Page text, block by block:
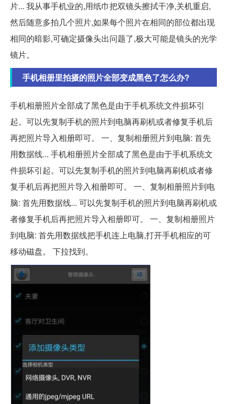
片... 我从事手机业的,用纸巾把双镜头擦拭干净,关机重启,
然后随意多拍几个照片,如果每个照片在相同的部位都出现
相同的暗影,可确定摄像头出问题了,极大可能是镜头的光学
镜片。
手机相册里拍摄的照片全部变成黑色了怎么办?
手机相册照片全部成了黑色是由于手机系统文件损坏引
起。可以先复制手机的照片到电脑再刷机或者修复手机后
再把照片导入相册即可。 一、复制相册照片到电脑: 首先
用数据线... 手机相册照片全部成了黑色是由于手机系统文
件损坏引起。可以先复制手机的照片到电脑再刷机或者修
复手机后再把照片导入相册即可。 一、复制相册照片到电
脑: 首先用数据线... 可以先复制手机的照片到电脑再刷机或
者修复手机后再把照片导入相册即可。 一、复制相册照片
到电脑: 首先用数据线把手机连上电脑,打开手机相应的可
移动磁盘。 下拉找到。